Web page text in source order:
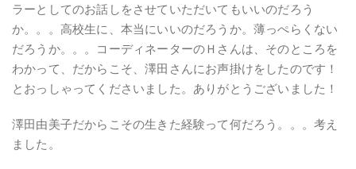
ラーとしてのお話しをさせていただいてもいいのだろう
か。。。高校生に、本当にいいのだろうか。薄っぺらくない
だろうか。。。コーディネーターのＨさんは、そのところを
わかって、だからこそ、澤田さんにお声掛けをしたのです！
とおっしゃってくださいました。ありがとうございました！
澤田由美子だからこその生きた経験って何だろう。。。考え
ました。